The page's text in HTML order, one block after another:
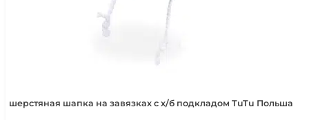
шерстяная шапка на завязках с х/б подкладом TuTu Польша